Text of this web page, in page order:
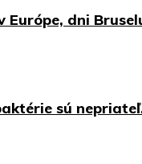
Európe, dni
sú